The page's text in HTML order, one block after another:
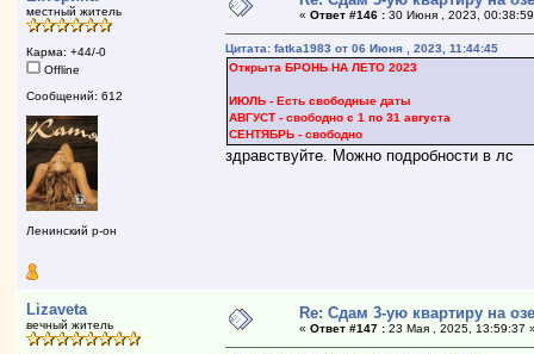
местный житель
Карма: +44/-0
Offline
Сообщений: 612
Ленинский р-он
«Ответ #146 : 30 Июня , 2023,
Цитата: fatka1983 от 06 Июня , 2023, 11:44:45
Открыта БРОНЬ НА ЛЕТО 2023
ИЮЛЬ - Есть свободные даты
АВГУСТ - свободно с 1 по 31 августа
СЕНТЯБРЬ - свободно
здравствуйте. Можно подробности в лс
Lizaveta
вечный житель
Re: Сдам 3-ую квартиру на
«Ответ #147 : 23 Мая , 2025, 13:59:37 »